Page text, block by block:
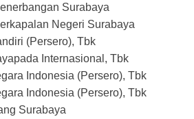
Surabaya
Negeri Surabaya
(Persero), Tbk
Internasional, Tbk
Indonesia (Persero), Tbk
Indonesia (Persero), Tbk
Surabaya